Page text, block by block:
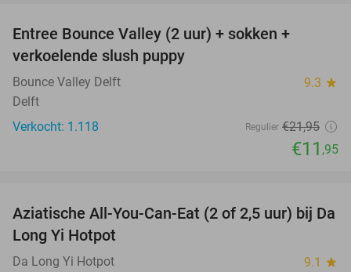
Entree Bounce Valley (2 uur) + sokken +
verkoelende slush puppy
Bounce Valley Delft 9.3 star
Delft
Verkocht: 1.118
Regulier €21,95
€11 ,95
30%
Aziatische All-You-Can-Eat (2 of 2,5 uur) bij Da
Long Yi Hotpot
Da Long Yi Hotpot 9.1 star